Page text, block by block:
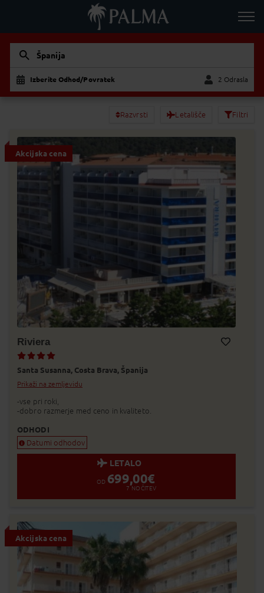
Španija
Izberite Odhod/Povratek 2 Odrasla
Razvrsti Letališče Filtri
Akcijska cena
Riviera
Santa Susanna, Costa Brava, Španija
Prikaži na zemljevidu
-vse pri roki,
-dobro razmerje med ceno in kvaliteto.
ODHODI
Datumi odhodov
LETALO
OD 699,00€
7 NOČITEV
Akcijska cena